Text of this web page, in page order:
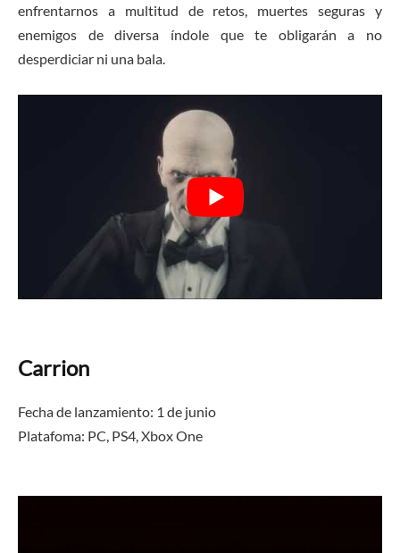
enfrentarnos a multitud de retos, muertes seguras y
enemigos de diversa índole que te obligarán a no
desperdiciar ni una bala.
Carrion
Fecha de lanzamiento: 1 de junio
Platafoma: PC, PS4,Xbox One